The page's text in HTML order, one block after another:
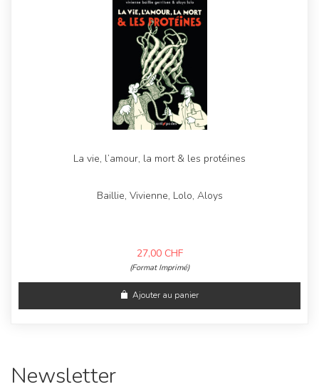
La vie, l’amour, la mort & les protéines
Baillie, Vivienne, Lolo, Aloys
27,00 CHF
(Format Imprimé)
Ajouter au panier
Newsletter